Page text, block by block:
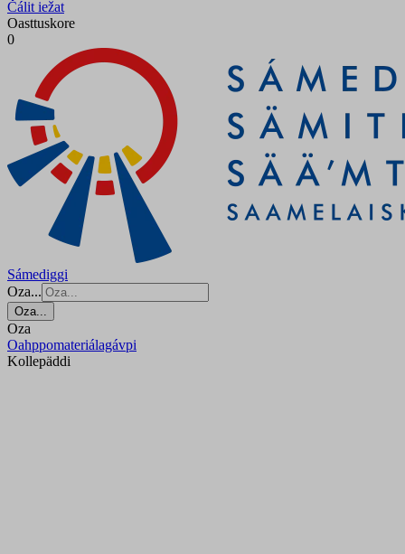
Čálit iežat
Oasttuskore
0
Sámediggi
Oza...
Oza...
Oza
Oahppomateriálagávpi
Kollepäddi